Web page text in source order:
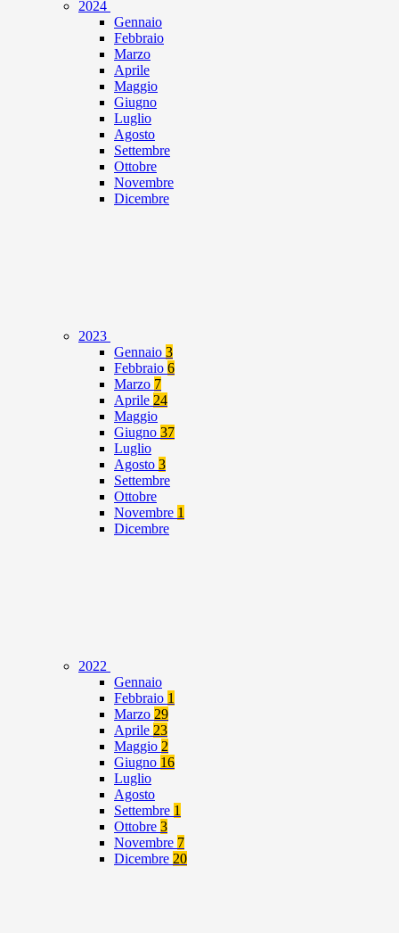
2024
Gennaio
Febbraio
Marzo
Aprile
Maggio
Giugno
Luglio
Agosto
Settembre
Ottobre
Novembre
Dicembre
2023
Gennaio 3
Febbraio 6
Marzo 7
Aprile 24
Maggio
Giugno 37
Luglio
Agosto 3
Settembre
Ottobre
Novembre 1
Dicembre
2022
Gennaio
Febbraio 1
Marzo 29
Aprile 23
Maggio 2
Giugno 16
Luglio
Agosto
Settembre 1
Ottobre 3
Novembre 7
Dicembre 20